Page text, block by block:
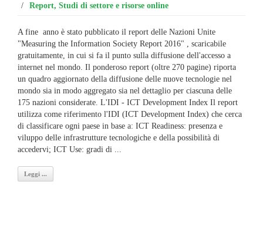
/ Report, Studi di settore e risorse online
A fine anno è stato pubblicato il report delle Nazioni Unite
"Measuring the Information Society Report 2016" , scaricabile
gratuitamente, in cui si fa il punto sulla diffusione dell'accesso a
internet nel mondo. Il ponderoso report (oltre 270 pagine) riporta
un quadro aggiornato della diffusione delle nuove tecnologie nel
mondo sia in modo aggregato sia nel dettaglio per ciascuna delle
175 nazioni considerate. L'IDI - ICT Development Index Il report
utilizza come riferimento l'IDI (ICT Development Index) che cerca
di classificare ogni paese in base a: ICT Readiness: presenza e
viluppo delle infrastrutture tecnologiche e della possibilità di
accedervi; ICT Use: gradi di ...
Leggi ...